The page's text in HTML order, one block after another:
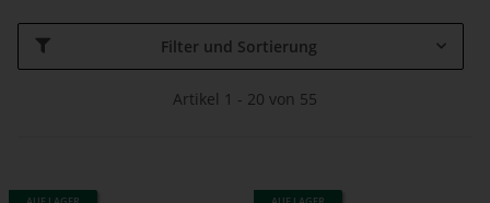
Filter und Sortierung
Artikel 1 - 20 von 55